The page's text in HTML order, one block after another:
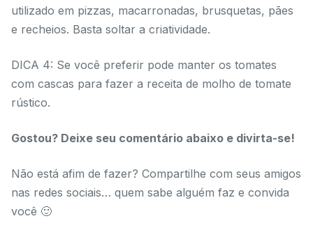
utilizado em pizzas, macarronadas, brusquetas, pães
e recheios. Basta soltar a criatividade.
DICA 4: Se você preferir pode manter os tomates
com cascas para fazer a receita de molho de tomate
rústico.
Gostou? Deixe seu comentário abaixo e divirta-se!
Não está afim de fazer? Compartilhe com seus amigos
nas redes sociais… quem sabe alguém faz e convida
você 🙂